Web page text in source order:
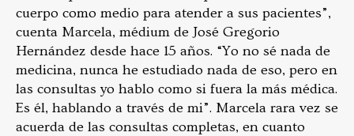
cuerpo como medio para atender a sus pacientes”,
cuenta Marcela, médium de José Gregorio
Hernández desde hace 15 años. “Yo no sé nada de
medicina, nunca he estudiado nada de eso, pero en
las consultas yo hablo como si fuera la más médica.
Es él, hablando a través de mi”. Marcela rara vez se
acuerda de las consultas completas, en cuanto